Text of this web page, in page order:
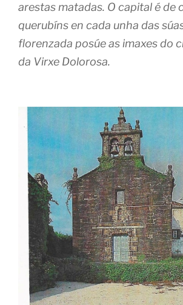
arestas matadas. O capital é de
querubíns en cada unha das
florenzada posúe as imaxes do
da Virxe Dolorosa.